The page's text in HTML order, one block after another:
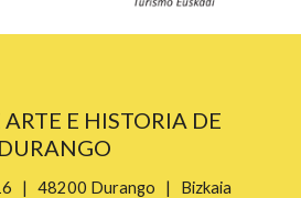
E HISTORIA DE
DURANGO
16 | 48200 Durango | Bizkaia